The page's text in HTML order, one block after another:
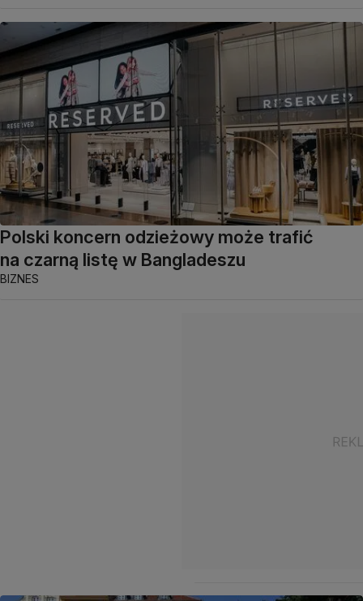
Polski koncern odzieżowy może trafić
na czarną listę w Bangladeszu
BIZNES